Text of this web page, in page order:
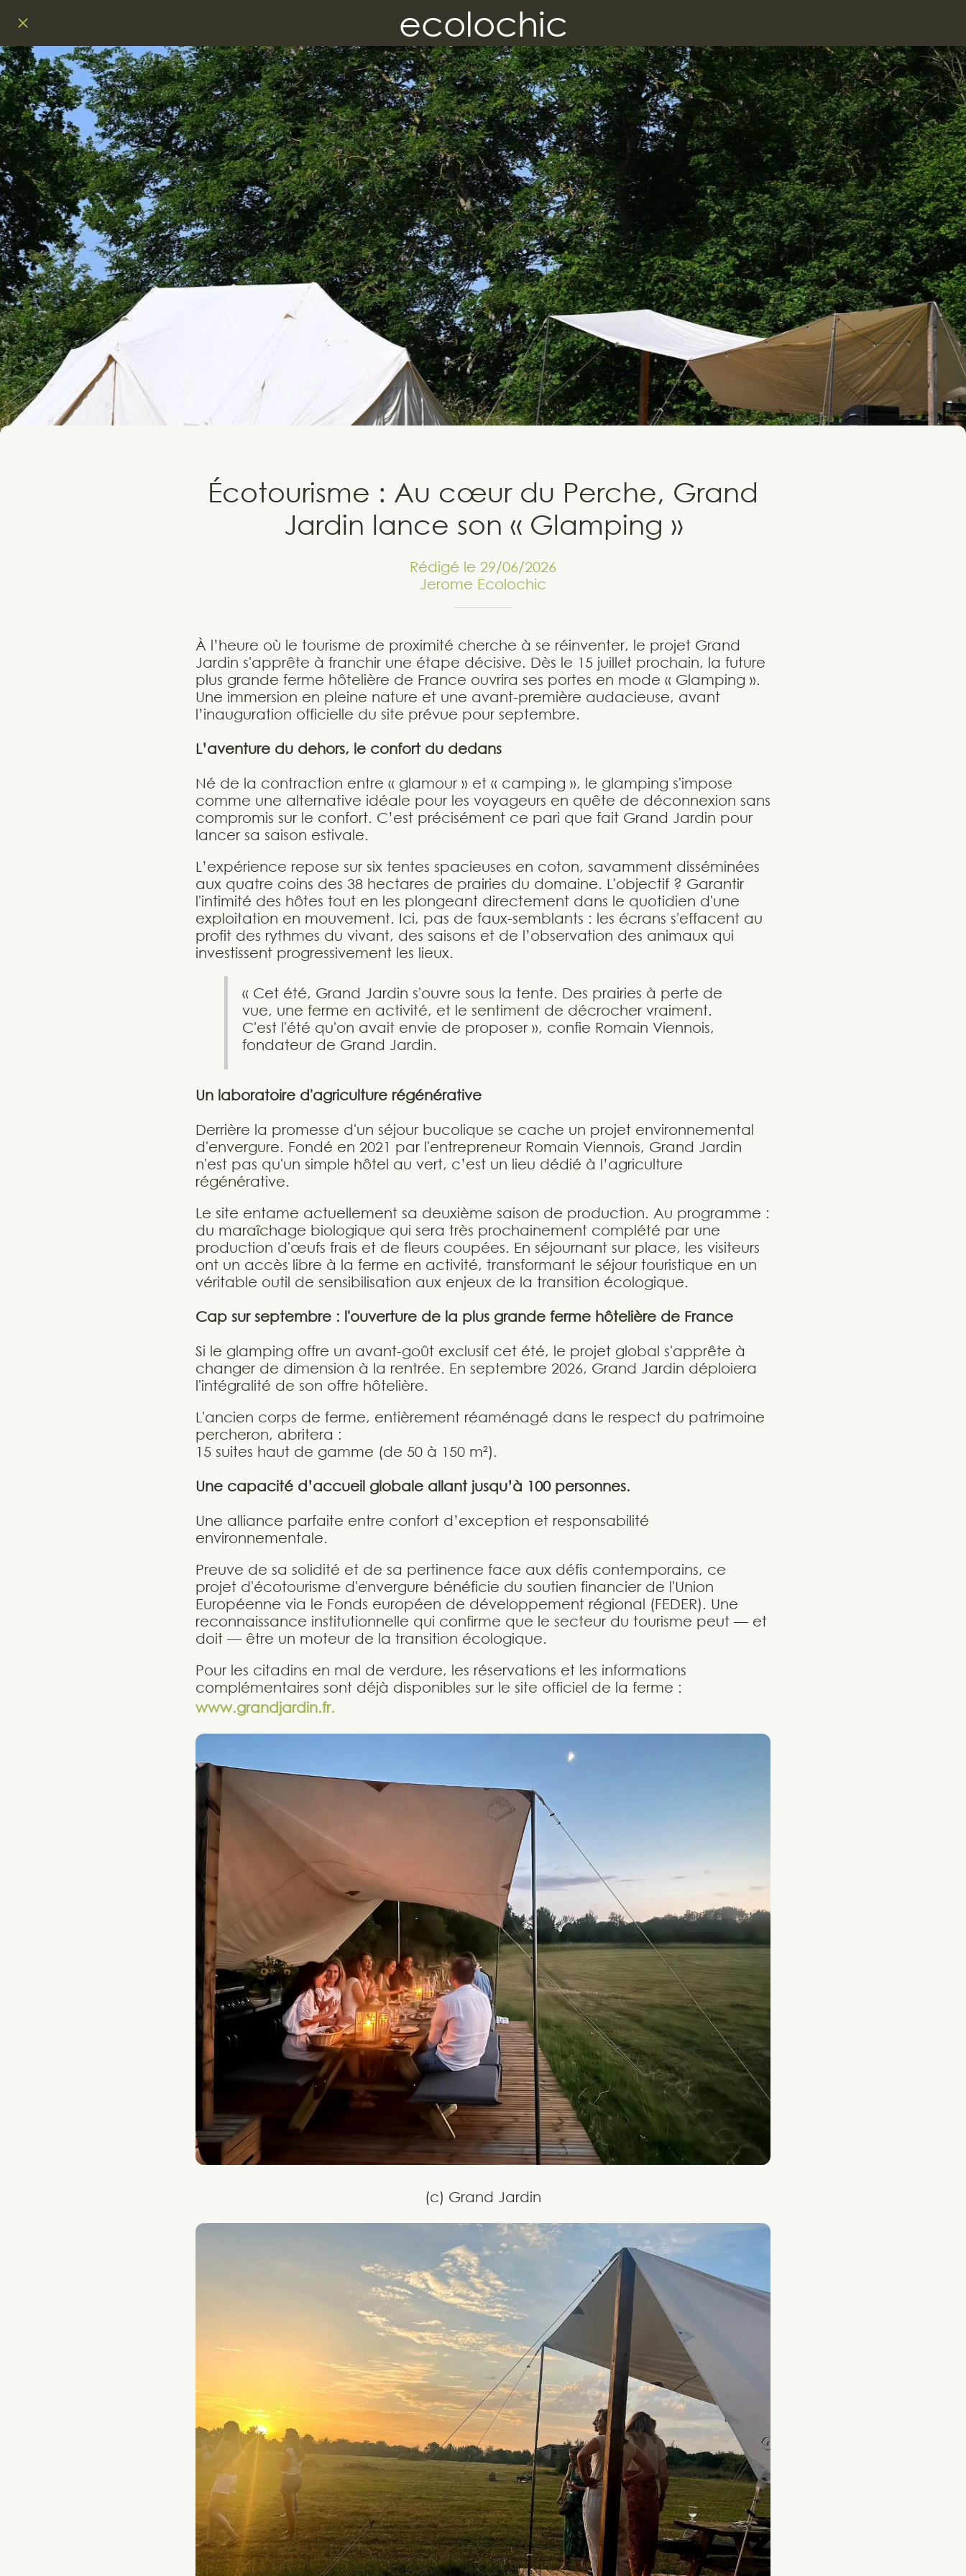
ecolochic
Écotourisme : Au cœur du Perche, Grand
Jardin lance son « Glamping »
Rédigé le 29/06/2026
Jerome Ecolochic
À l’heure où le tourisme de proximité cherche à se réinventer, le projet Grand
Jardin s'apprête à franchir une étape décisive. Dès le 15 juillet prochain, la future
plus grande ferme hôtelière de France ouvrira ses portes en mode « Glamping ».
Une immersion en pleine nature et une avant-première audacieuse, avant
l’inauguration officielle du site prévue pour septembre.
L’aventure du dehors, le confort du dedans
Né de la contraction entre « glamour » et « camping », le glamping s'impose
comme une alternative idéale pour les voyageurs en quête de déconnexion sans
compromis sur le confort. C’est précisément ce pari que fait Grand Jardin pour
lancer sa saison estivale.
L’expérience repose sur six tentes spacieuses en coton, savamment disséminées
aux quatre coins des 38 hectares de prairies du domaine. L'objectif ? Garantir
l'intimité des hôtes tout en les plongeant directement dans le quotidien d'une
exploitation en mouvement. Ici, pas de faux-semblants : les écrans s'effacent au
profit des rythmes du vivant, des saisons et de l’observation des animaux qui
investissent progressivement les lieux.
« Cet été, Grand Jardin s'ouvre sous la tente. Des prairies à perte de
vue, une ferme en activité, et le sentiment de décrocher vraiment.
C'est l'été qu'on avait envie de proposer », confie Romain Viennois,
fondateur de Grand Jardin.
Un laboratoire d'agriculture régénérative
Derrière la promesse d'un séjour bucolique se cache un projet environnemental
d'envergure. Fondé en 2021 par l'entrepreneur Romain Viennois, Grand Jardin
n'est pas qu'un simple hôtel au vert, c’est un lieu dédié à l’agriculture
régénérative.
Le site entame actuellement sa deuxième saison de production. Au programme :
du maraîchage biologique qui sera très prochainement complété par une
production d'œufs frais et de fleurs coupées. En séjournant sur place, les visiteurs
ont un accès libre à la ferme en activité, transformant le séjour touristique en un
véritable outil de sensibilisation aux enjeux de la transition écologique.
Cap sur septembre : l'ouverture de la plus grande ferme hôtelière de France
Si le glamping offre un avant-goût exclusif cet été, le projet global s'apprête à
changer de dimension à la rentrée. En septembre 2026, Grand Jardin déploiera
l'intégralité de son offre hôtelière.
L'ancien corps de ferme, entièrement réaménagé dans le respect du patrimoine
percheron, abritera :
15 suites haut de gamme (de 50 à 150 m²).
Une capacité d’accueil globale allant jusqu’à 100 personnes.
Une alliance parfaite entre confort d’exception et responsabilité
environnementale.
Preuve de sa solidité et de sa pertinence face aux défis contemporains, ce
projet d'écotourisme d'envergure bénéficie du soutien financier de l'Union
Européenne via le Fonds européen de développement régional (FEDER). Une
reconnaissance institutionnelle qui confirme que le secteur du tourisme peut — et
doit — être un moteur de la transition écologique.
Pour les citadins en mal de verdure, les réservations et les informations
complémentaires sont déjà disponibles sur le site officiel de la ferme :
www.grandjardin.fr.
(c) Grand Jardin